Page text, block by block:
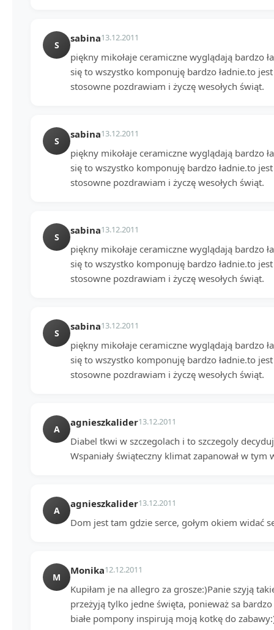
S
sabina13.12.2011
piękny mikołaje ceramiczne wyglądają bardzo
się to wszystko komponuję bardzo ładnie.to
stosowne pozdrawiam i życzę wesołych świąt.
S
sabina13.12.2011
piękny mikołaje ceramiczne wyglądają bardzo
się to wszystko komponuję bardzo ładnie.to
stosowne pozdrawiam i życzę wesołych świąt.
S
sabina13.12.2011
piękny mikołaje ceramiczne wyglądają bardzo
się to wszystko komponuję bardzo ładnie.to
stosowne pozdrawiam i życzę wesołych świąt.
S
sabina13.12.2011
piękny mikołaje ceramiczne wyglądają bardzo
się to wszystko komponuję bardzo ładnie.to
stosowne pozdrawiam i życzę wesołych świąt.
A
agnieszkalider13.12.2011
Diabel tkwi w szczegolach i to szczegoly
Wspaniały świąteczny klimat zapanował w tym
A
agnieszkalider13.12.2011
Dom jest tam gdzie serce, gołym okiem widać
M
Monika12.12.2011
Kupiłam je na allegro za grosze:)Panie szyją
przeżyją tylko jedne święta, ponieważ sa
białe pompony inspirują moją kotkę do